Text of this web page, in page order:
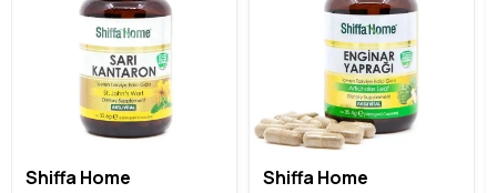
Shiffa Home Shiffa Home